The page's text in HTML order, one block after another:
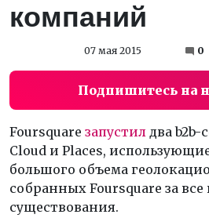
компаний
07 мая 2015 0
Подпишитесь на
Foursquare запустил два
Cloud и Places,
большого объема
собранных Foursquare за все
существования.